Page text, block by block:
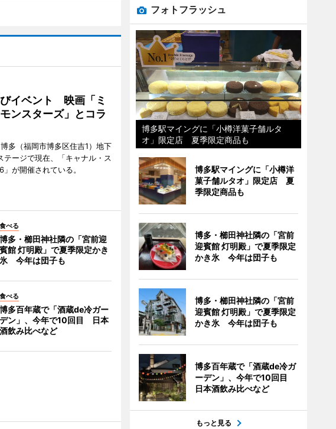
イベント 映画「ミ
ンスターズ」とコラ
多（福岡市博多区住吉1）地下
テージで現在、「キャナル・ス
が開催されている。
食べる
博多・櫛田神社隣の「宮前迎
賓館 灯明殿」で夏季限定かき
氷 今年は団子も
食べる
博多百年蔵で「酒蔵de冷ガー
デン」、今年で10回目 日本
酒飲み比べなど
フォトフラッシュ
博多駅マイングに「小樽洋菓子舗ルタ
オ」限定店 夏季限定商品も
博多駅マイングに「小樽洋
菓子舗ルタオ」限定店 夏
季限定商品も
博多・櫛田神社隣の「宮前
迎賓館 灯明殿」で夏季限定
かき氷 今年は団子も
博多・櫛田神社隣の「宮前
迎賓館 灯明殿」で夏季限定
かき氷 今年は団子も
博多百年蔵で「酒蔵de冷ガ
ーデン」、今年で10回目
日本酒飲み比べなど
もっと見る